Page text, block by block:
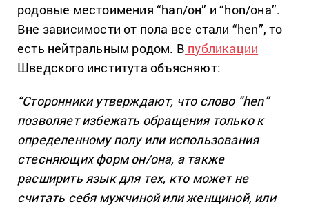
родовые местоимения “han/он” и “hon/она”.
Вне зависимости от пола все стали “hen”, то
есть нейтральным родом. В публикации
Шведского института объясняют:
“Сторонники утверждают, что слово “hen”
позволяет избежать обращения только к
определенному полу или использования
стесняющих форм он/она, а также
расширить язык для тех, кто может не
считать себя мужчиной или женщиной, или